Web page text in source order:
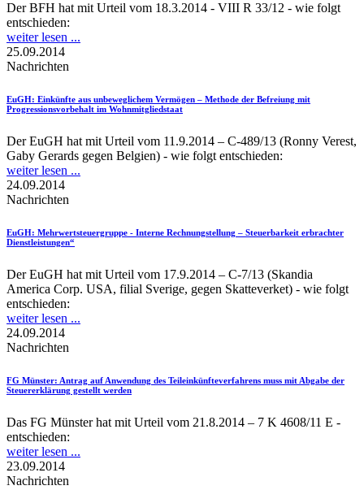
Der BFH hat mit Urteil vom 18.3.2014 - VIII R 33/12 - wie folgt
entschieden:
weiter lesen ...
25.09.2014
Nachrichten
EuGH: Einkünfte aus unbeweglichem Vermögen – Methode der Befreiung mit
Progressionsvorbehalt im Wohnmitgliedstaat
Der EuGH hat mit Urteil vom 11.9.2014 – C‑489/13 (Ronny Verest,
Gaby Gerards gegen Belgien) - wie folgt entschieden:
weiter lesen ...
24.09.2014
Nachrichten
EuGH: Mehrwertsteuergruppe - Interne Rechnungstellung – Steuerbarkeit erbrachter
Dienstleistungen“
Der EuGH hat mit Urteil vom 17.9.2014 – C-7/13 (Skandia
America Corp. USA, filial Sverige, gegen Skatteverket) - wie folgt
entschieden:
weiter lesen ...
24.09.2014
Nachrichten
FG Münster: Antrag auf Anwendung des Teileinkünfteverfahrens muss mit Abgabe der
Steuererklärung gestellt werden
Das FG Münster hat mit Urteil vom 21.8.2014 – 7 K 4608/11 E -
entschieden:
weiter lesen ...
23.09.2014
Nachrichten